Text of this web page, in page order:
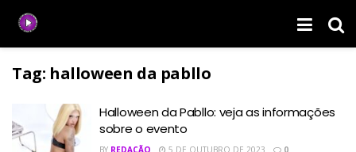
Tag: halloween da pabllo
Halloween da Pabllo: veja as informações
sobre o evento
BY REDAÇÃO 5 DE OUTUBRO DE 2023 0